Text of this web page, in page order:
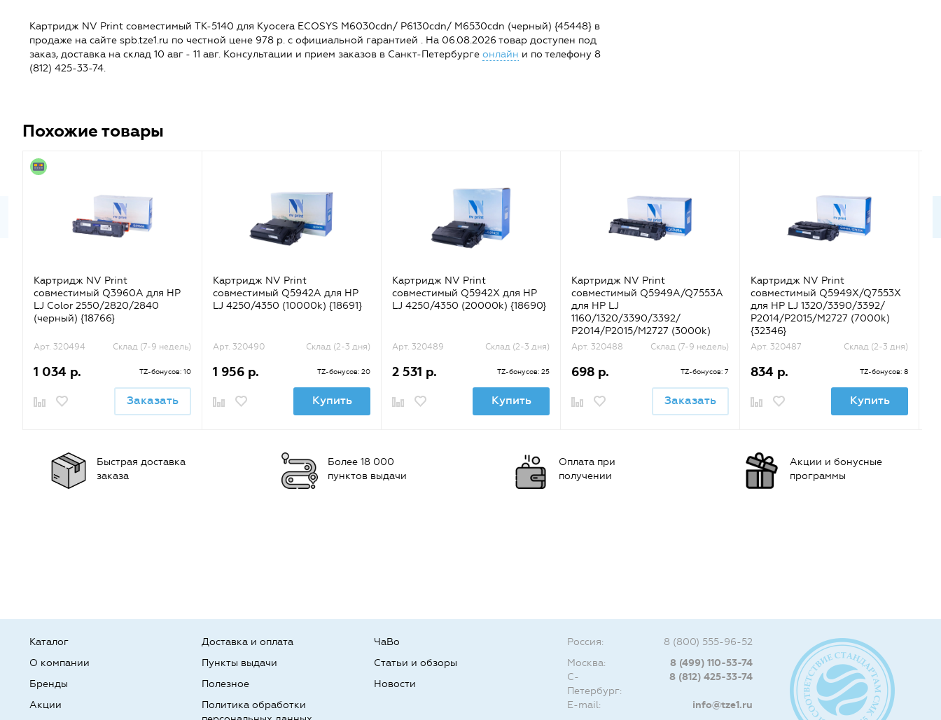
Картридж NV Print совместимый TK-5140 для Kyocera ECOSYS M6030cdn/ P6130cdn/ M6530cdn (черный) {45448} в
продаже на сайте spb.tze1.ru по честной цене 978 р. с официальной гарантией . На 06.08.2026 товар доступен под
заказ, доставка на склад 10 авг - 11 авг. Консультации и прием заказов в Санкт-Петербурге онлайн и по телефону 8
(812) 425-33-74.
Похожие товары
Картридж NV Print
совместимый Q3960A для HP
LJ Color 2550/2820/2840
(черный) {18766}
Арт. 320494 Склад (7-9 недель)
1 034 р. TZ-бонусов: 10
Заказать
Картридж NV Print
совместимый Q5942A для HP
LJ 4250/4350 (10000k) {18691}
Арт. 320490 Склад (2-3 дня)
1 956 р. TZ-бонусов: 20
Купить
Картридж NV Print
совместимый Q5942X для HP
LJ 4250/4350 (20000k) {18690}
Арт. 320489 Склад (2-3 дня)
2 531 р. TZ-бонусов: 25
Купить
Картридж NV Print
совместимый Q5949A/Q7553A
для HP LJ
1160/1320/3390/3392/
P2014/P2015/M2727 (3000k)
{31564}
Арт. 320488 Склад (7-9 недель)
698 р. TZ-бонусов: 7
Заказать
Картридж NV Print
совместимый Q5949X/Q7553X
для HP LJ 1320/3390/3392/
P2014/P2015/M2727 (7000k)
{32346}
Арт. 320487 Склад (2-3 дня)
834 р. TZ-бонусов: 8
Купить
Быстрая доставка
заказа
Более 18 000
пунктов выдачи
Оплата при
получении
Акции и бонусные
программы
Каталог
О компании
Бренды
Доставка и оплата
Пункты выдачи
Полезное
ЧаВо
Статьи и обзоры
Новости
Акции
Политика обработки
Россия:
8 (800) 555-96-52
Москва:
8 (499) 110-53-74
С-
Петербург:
8 (812) 425-33-74
E-mail: info@tze1.ru